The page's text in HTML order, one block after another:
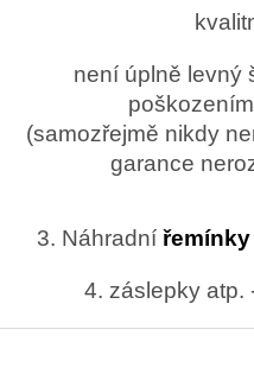
není úplně levný
(samozřejmě nikdy
garance
3. Náhradní řemínky
4. záslepky atp.